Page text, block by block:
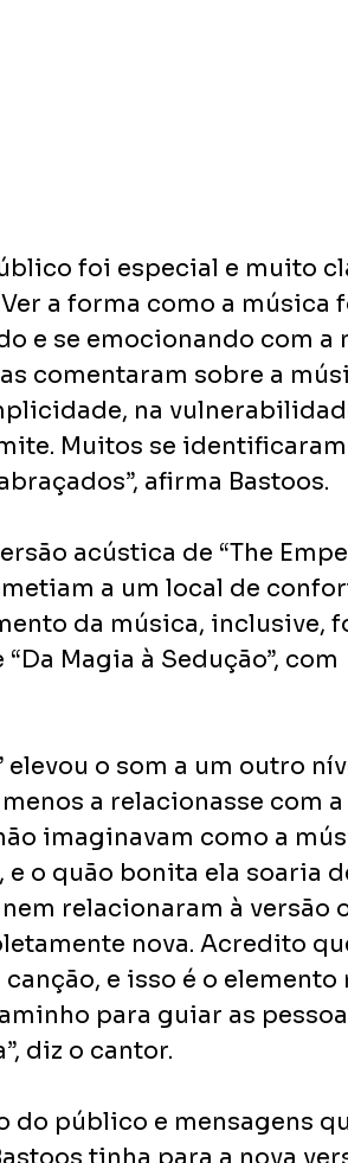
foi especial e muito
a forma como a música
e se emocionando com a
comentaram sobre a
na
Muitos se
afirma Bastoos.
acústica de “The
a um local de
da música, inclusive,
Magia à Sedução”, com
elevou o som a um outro
a relacionasse com a
imaginavam como a
o quão bonita ela soaria
relacionaram à versão
nova. Acredito
e isso é o elemento
para guiar as
diz o cantor.
do público e mensagens